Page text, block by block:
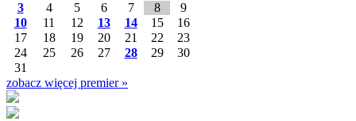
3
4 5 6 7 8
9
10
11 12 13 14 15
16
17
18 19 20 21 22
23
24
25 26 27 28 29
30
31
zobacz więcej premier »